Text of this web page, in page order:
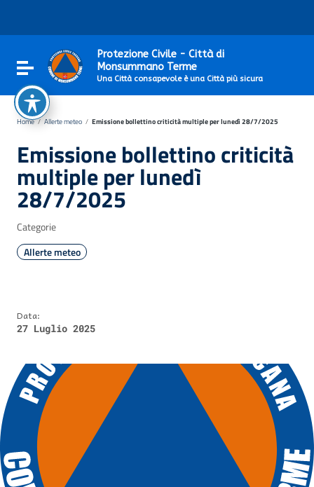
Vai al footer
Attiva / disattiva la navigazione
Protezione Civile - Città di
Monsummano Terme
Una Città consapevole è una Città più sicura
Home / Allerte meteo / Emissione bollettino criticità multiple per lunedì 28/7/2025
Emissione bollettino criticità
multiple per lunedì
28/7/2025
Categorie
Allerte meteo
Data:
27 Luglio 2025